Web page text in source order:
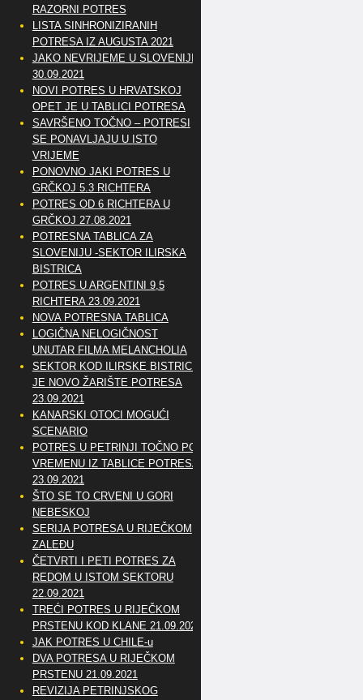
RAZORNI POTRES
LISTA SINHRONIZIRANIH
POTRESA IZ AUGUSTA 2021
JAKO NEVRIJEME U SLOVENIJI
30.09.2021
NOVI POTRES U HRVATSKOJ
OPET JE U TABLICI POTRESA
SAVRŠENO TOČNO – POTRESI
SE PONAVLJAJU U ISTO
VRIJEME
PONOVNO JAKI POTRES U
GRČKOJ 5.3 RICHTERA
POTRES OD 6 RICHTERA U
GRČKOJ 27.08.2021
POTRESNA TABLICA ZA
SLOVENIJU -SEKTOR ILIRSKA
BISTRICA
POTRES U ARGENTINI 9,5
RICHTERA 23.09.2021
NOVA POTRESNA TABLICA
LOGIČNA NELOGIČNOST
UNUTAR FILMA MELANCHOLIA
SEKTOR KOD ILIRSKE BISTRICE
JE NOVO ŽARIŠTE POTRESA
23.09.2021
KANARSKI OTOCI MOGUĆI
SCENARIO
POTRES U PETRINJI TOČNO PO
VREMENU IZ TABLICE POTRESA
23.09.2021
ŠTO SE TO CRVENI U GORI
NEBESKOJ
SERIJA POTRESA U RIJEČKOM
ZALEĐU
ČETVRTI I PETI POTRES ZA
REDOM U ISTOM SEKTORU
22.09.2021
TREĆI POTRES U RIJEČKOM
PRSTENU KOD KLANE 21.09.2021
JAK POTRES U CHILE-u
DVA POTRESA U RIJEČKOM
PRSTENU 21.09.2021
REVIZIJA PETRINJSKOG